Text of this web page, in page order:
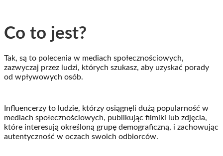
Co to jest?
Tak, są to polecenia w mediach społecznościowych,
zazwyczaj przez ludzi, których szukasz, aby uzyskać porady
od wpływowych osób.
Influencerzy to ludzie, którzy osiągnęli dużą popularność w
mediach społecznościowych, publikując filmiki lub zdjęcia,
które interesują określoną grupę demograficzną, i zachowując
autentyczność w oczach swoich odbiorców.